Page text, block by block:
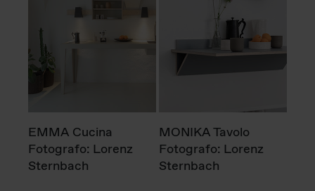
EMMA Cucina
Fotografo: Lorenz
Sternbach
MONIKA Tavolo
Fotografo: Lorenz
Sternbach